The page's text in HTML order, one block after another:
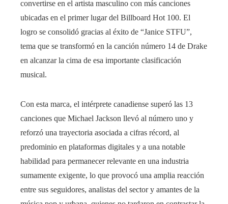
convertirse en el artista masculino con más canciones
ubicadas en el primer lugar del Billboard Hot 100. El
logro se consolidó gracias al éxito de “Janice STFU”,
tema que se transformó en la canción número 14 de Drake
en alcanzar la cima de esa importante clasificación
musical.
Con esta marca, el intérprete canadiense superó las 13
canciones que Michael Jackson llevó al número uno y
reforzó una trayectoria asociada a cifras récord, al
predominio en plataformas digitales y a una notable
habilidad para permanecer relevante en una industria
sumamente exigente, lo que provocó una amplia reacción
entre sus seguidores, analistas del sector y amantes de la